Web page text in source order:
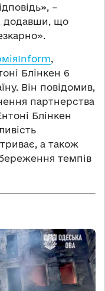
–
додавши, що
Блінкен 6
Він повідомив,
партнерства
Блінкен
а також
темпів